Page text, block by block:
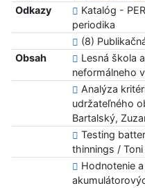
Odkazy
Katalóg -
periodika
(8)
Obsah
Lesná škola
neformálneho
Analýza
udržateľného
Bartalský,
Testing
thinnings /
Hodnotenie